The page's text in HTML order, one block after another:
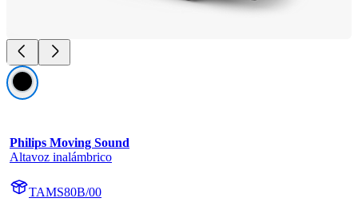
Philips Moving Sound
Altavoz inalámbrico
TAMS80B/00